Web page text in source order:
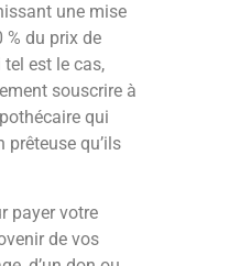
une mise
du prix de
tel est le cas,
souscrire à
qui
qu’ils
payer votre
de vos